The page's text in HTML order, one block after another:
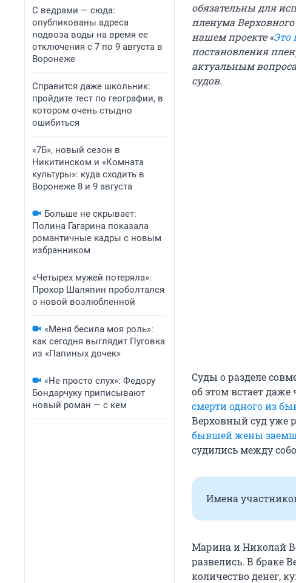
С ведрами — сюда:
опубликованы адреса
подвоза воды на время ее
отключения с 7 по 9 августа в
Воронеже
Справится даже школьник:
пройдите тест по географии, в
котором очень стыдно
ошибиться
«7Б», новый сезон в
Никитинском и «Комната
культуры»: куда сходить в
Воронеже 8 и 9 августа
Больше не скрывает:
Полина Гагарина показала
романтичные кадры с новым
избранником
«Четырех мужей потеряла»:
Прохор Шаляпин проболтался
о новой возлюбленной
«Меня бесила моя роль»:
как сегодня выглядит Пуговка
из «Папиных дочек»
«Не просто слух»: Федору
Бондарчуку приписывают
новый роман — с кем
обязательны для
пленума
нашем проекте «Это
постановления
актуальным
судов.
Суды о разделе
об этом встает даже
смерти одного из
Верховный суд уже
бывшей жены
судились между
Имена
Марина и Николай
развелись. В браке
количество денег,